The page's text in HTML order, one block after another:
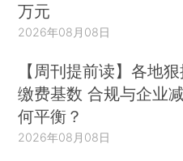
万元
2026年08月08日
【周刊提前读】各地
缴费基数 合规与企业
何平衡？
2026年08月08日